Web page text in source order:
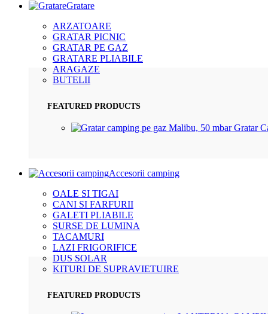
Gratare
ARZATOARE
GRATAR PICNIC
GRATAR PE GAZ
GRATARE PLIABILE
ARAGAZE
BUTELII
FEATURED PRODUCTS
Gratar
Accesorii camping
OALE SI TIGAI
CANI SI FARFURII
GALETI PLIABILE
SURSE DE LUMINA
TACAMURI
LAZI FRIGORIFICE
DUS SOLAR
KITURI DE SUPRAVIETUIRE
FEATURED PRODUCTS